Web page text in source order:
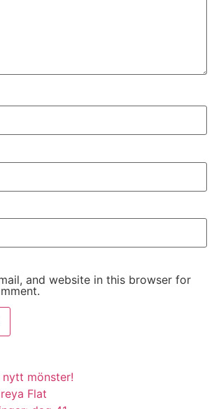
and website in this browser for
mönster!
Flat